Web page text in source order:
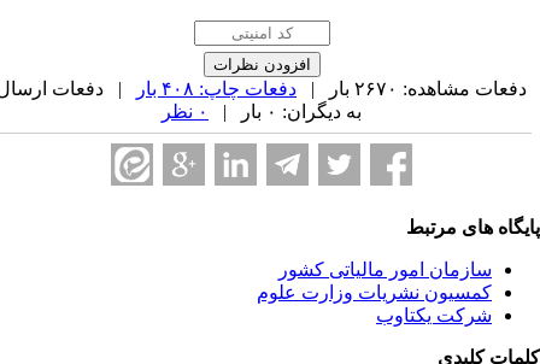
دفعات مشاهده: ۲۶۷۰ بار | دفعات چاپ: ۴۰۸ بار
| دفعات ارسال
به دیگران: ۰ بار |
های مرتبط
سازمان امور مالياتی کشور
کمسیون نشریات وزارت علوم
شرکت یکتاوب
کلیدی